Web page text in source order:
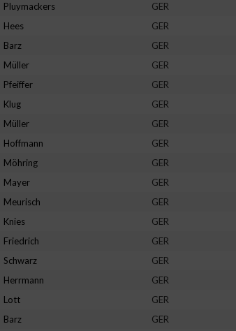
Pluymackers GER
Hees GER
Barz GER
Müller GER
Pfeiffer GER
Klug GER
Müller GER
Hoffmann GER
Möhring GER
Mayer GER
Meurisch GER
Knies GER
Friedrich GER
Schwarz GER
Herrmann GER
Lott GER
Barz GER